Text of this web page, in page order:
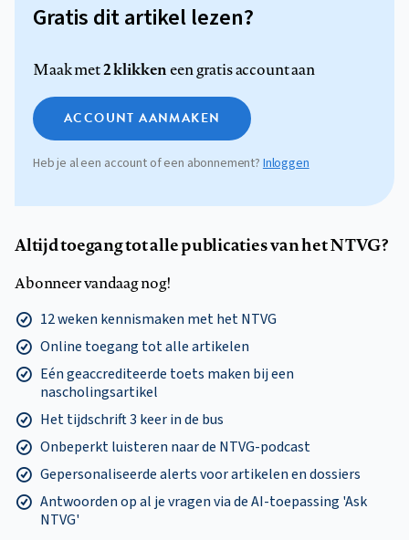
Gratis dit artikel lezen?
Maak met2 klikkeneen gratis account aan
ACCOUNT AANMAKEN
Heb je al een account of een abonnement? Inloggen
Altijd toegang tot alle publicaties van het NTVG?
Abonneer vandaag nog!
12 weken kennismaken met het NTVG
Online toegang tot alle artikelen
Eén geaccrediteerde toets maken bij een
nascholingsartikel
Het tijdschrift 3 keer in de bus
Onbeperkt luisteren naar de NTVG-podcast
Gepersonaliseerde alerts voor artikelen en dossiers
Antwoorden op al je vragen via de AI-toepassing 'Ask
NTVG'